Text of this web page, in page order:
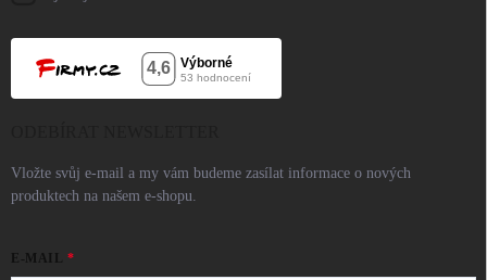
Vložte svůj e-mail a my vám budeme zasílat informace o nových
produktech na našem e-shopu.
E-MAIL